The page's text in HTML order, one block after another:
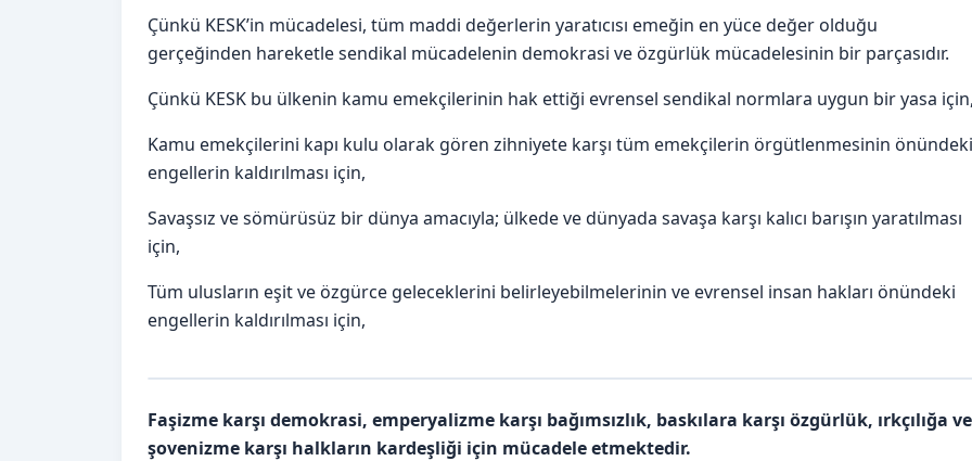
Çünkü KESK’in mücadelesi, tüm maddi değerlerin yaratıcısı emeğin en yüce değer olduğu
gerçeğinden hareketle sendikal mücadelenin demokrasi ve özgürlük mücadelesinin bir parçasıdır.
Çünkü KESK bu ülkenin kamu emekçilerinin hak ettiği evrensel sendikal normlara uygun bir yasa
Kamu emekçilerini kapı kulu olarak gören zihniyete karşı tüm emekçilerin örgütlenmesinin önündeki
engellerin kaldırılması için,
Savaşsız ve sömürüsüz bir dünya amacıyla; ülkede ve dünyada savaşa karşı kalıcı barışın yaratılması
için,
Tüm ulusların eşit ve özgürce geleceklerini belirleyebilmelerinin ve evrensel insan hakları önündeki
engellerin kaldırılması için,
Faşizme karşı demokrasi, emperyalizme karşı bağımsızlık, baskılara karşı özgürlük, ırkçılığa ve
şovenizme karşı halkların kardeşliği için mücadele etmektedir.